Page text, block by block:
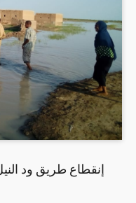
إنقطاع طريق ود